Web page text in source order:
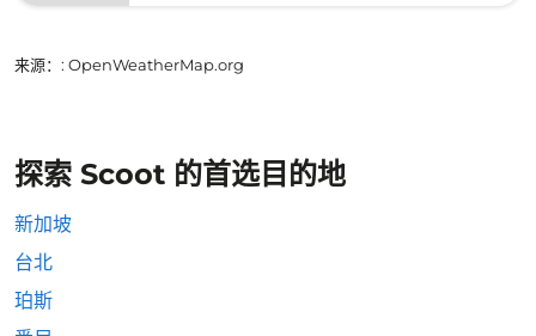
来源： : OpenWeatherMap.org
探索 Scoot 的首选目的地
新加坡
台北
珀斯